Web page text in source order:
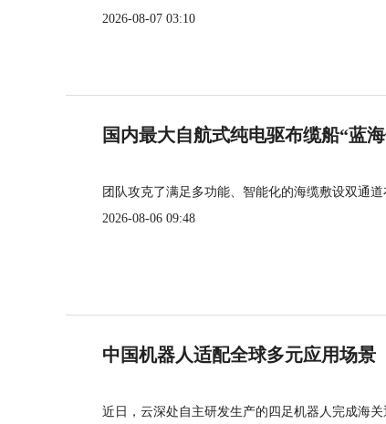
2026-08-07 03:10
国内最大自航式纯电驱布缆船“蓝
团队攻克了满足多功能、智能化的海缆敷设双通
2026-08-06 09:48
中国机器人适配全球多元应用场景
近日，云深处自主研发生产的四足机器人完成海